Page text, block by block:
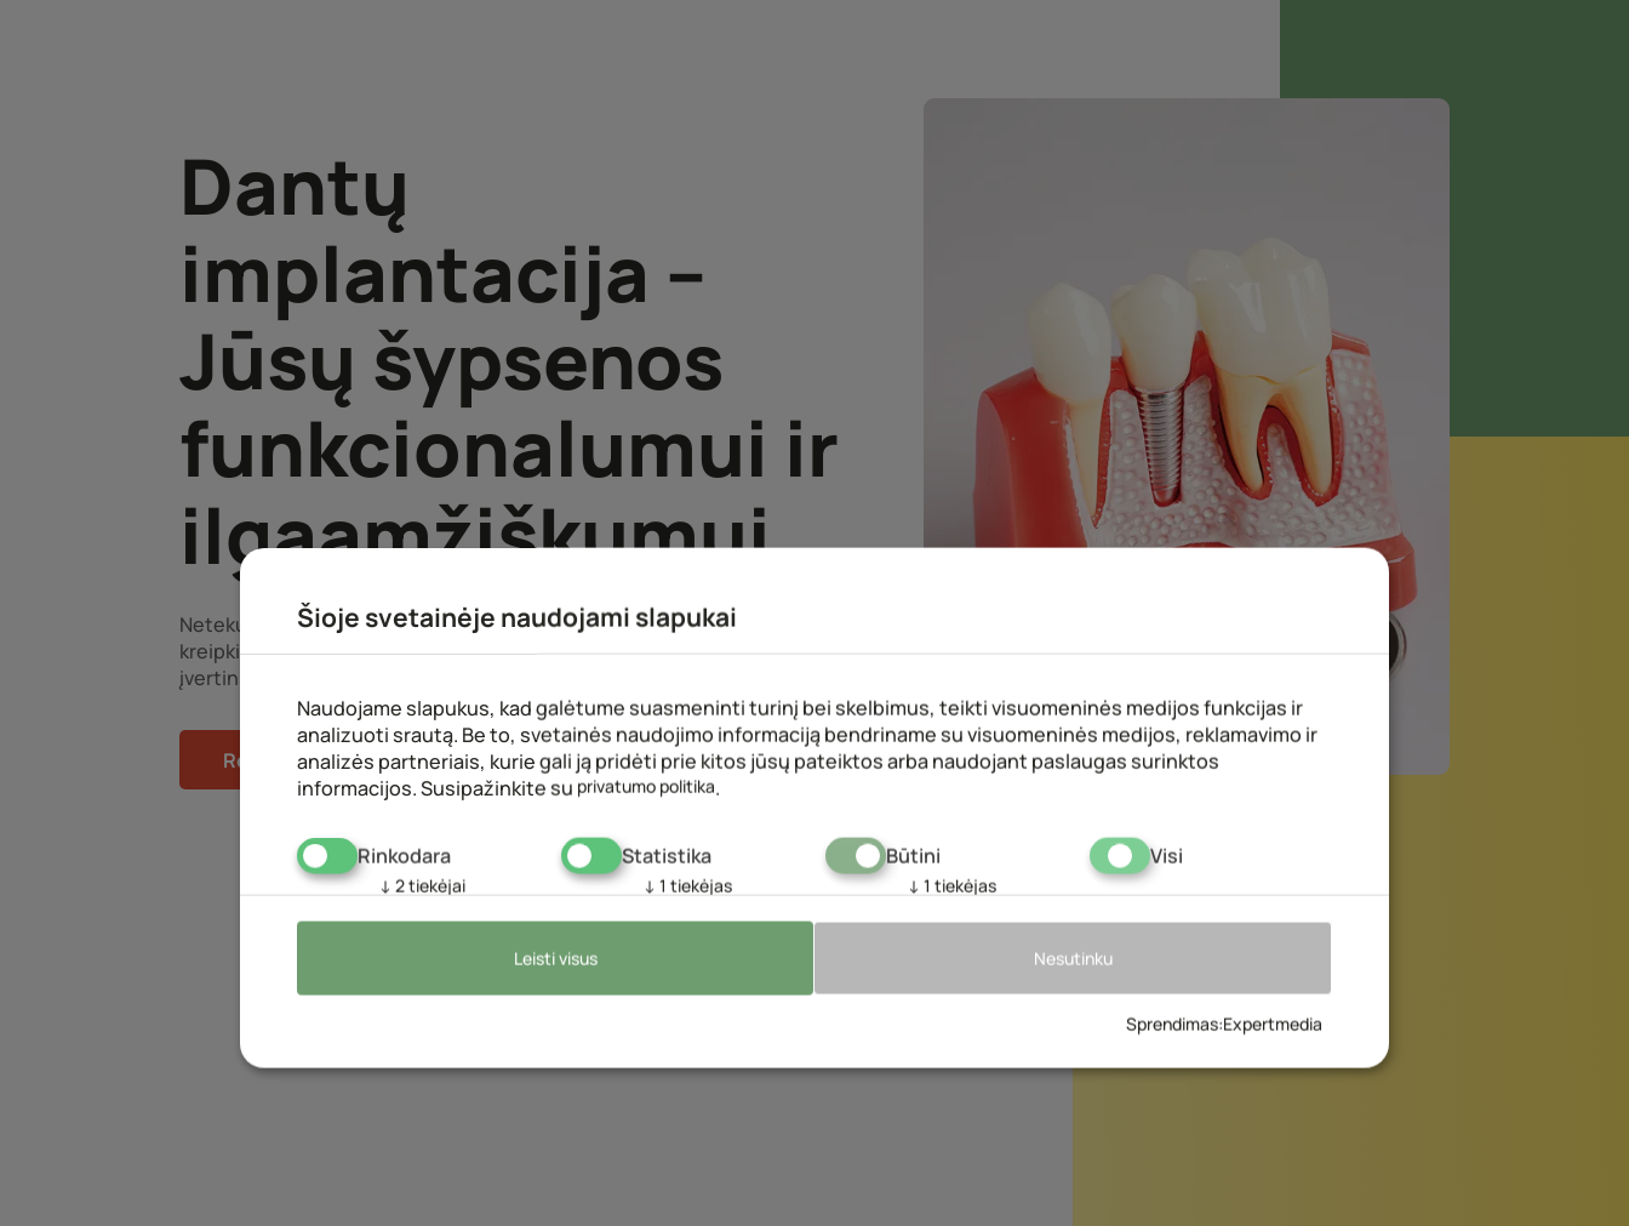
Dantų
implantacija –
Jūsų šypsenos
funkcionalumui ir
ilgaamžiškumui
Netekus vieno, kelių ar netgi visų dantų,
kreipkitės konsultacijai, kurios mtu
įvertinsime Jūsų būklę.
Registracija vizitui
Šioje svetainėje naudojami slapukai
Naudojame slapukus, kad galėtume suasmeninti turinį bei skelbimus, teikti visuomeninės medijos funkcijas ir
analizuoti srautą. Be to, svetainės naudojimo informaciją bendriname su visuomeninės medijos, reklamavimo ir
analizės partneriais, kurie gali ją pridėti prie kitos jūsų pateiktos arba naudojant paslaugas surinktos
informacijos. Susipažinkite su privatumo politika.
Rinkodara
↓ 2tiekėjai
Statistika
↓ 1 tiekėjas
Būtini
↓ 1 tiekėjas
Visi
Leisti visus Nesutinku
Sprendimas:Expertmedia